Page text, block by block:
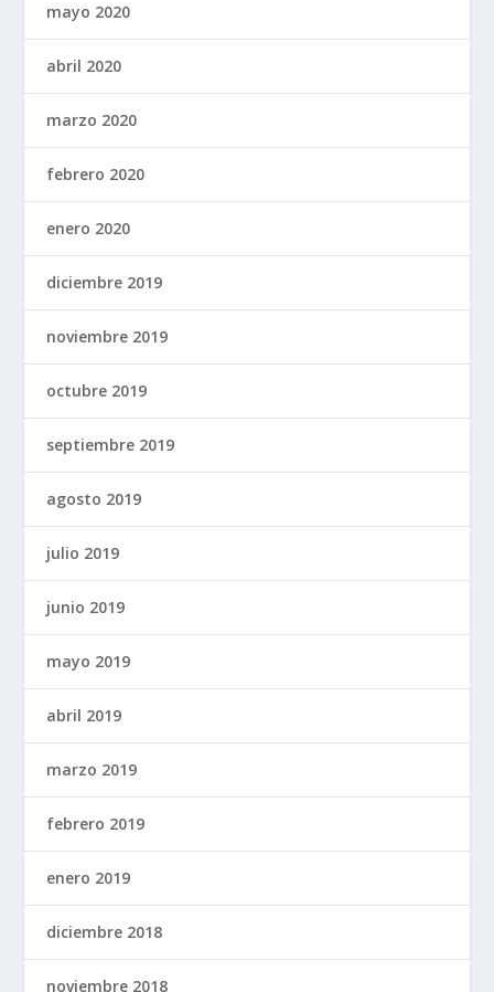
mayo 2020
abril 2020
marzo 2020
febrero 2020
enero 2020
diciembre 2019
noviembre 2019
octubre 2019
septiembre 2019
agosto 2019
julio 2019
junio 2019
mayo 2019
abril 2019
marzo 2019
febrero 2019
enero 2019
diciembre 2018
noviembre 2018